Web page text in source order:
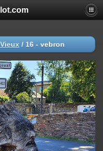
/ 16 - vebron